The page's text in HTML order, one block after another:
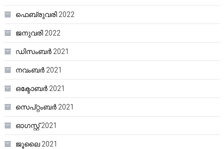
ഫെബ്രുവരി 2022
ജനുവരി 2022
ഡിസംബർ 2021
നവംബർ 2021
ഒക്ടോബർ 2021
സെപ്റ്റംബർ 2021
ഓഗസ്റ്റ്‌ 2021
ജൂലൈ 2021